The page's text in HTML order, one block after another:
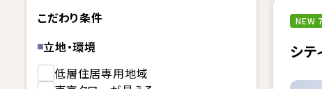
こだわり条件
立地・環境
低層住居専用地域
NEW
シテ